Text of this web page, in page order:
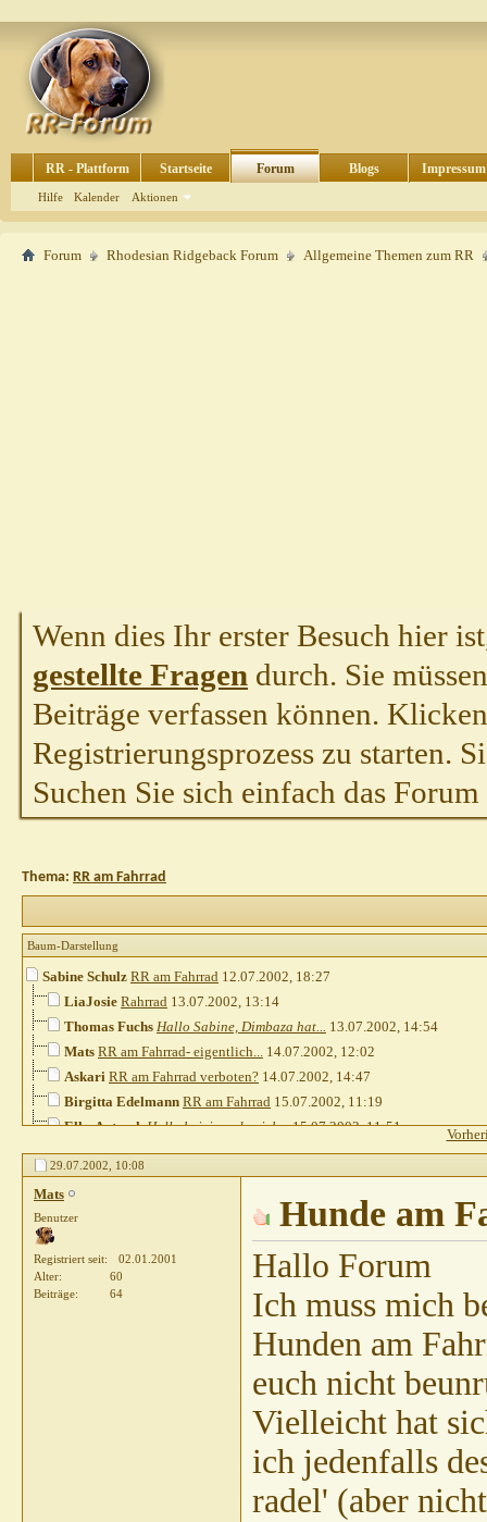
RR - Plattform Startseite Forum
Hilfe Kalender Aktionen
Blogs Impressum
Forum Rhodesian Ridgeback Forum Allgemeine Themen zum RR
Wenn dies Ihr erster Besuch hier
gestellte Fragen durch. Sie
Beiträge verfassen können.
Registrierungsprozess zu starten.
Suchen Sie sich einfach das
Thema: RR am Fahrrad
Baum-Darstellung
Sabine Schulz RR am Fahrrad 12.07.2002, 18:27
LiaJosie Rahrrad 13.07.2002, 13:14
Thomas Fuchs Hallo Sabine, Dimbaza hat... 13.07.2002, 14:54
Mats RR am Fahrrad- eigentlich... 14.07.2002, 12:02
Askari RR am Fahrrad verboten? 14.07.2002, 14:47
Birgitta Edelmann RR am Fahrrad 15.07.2002, 11:19
Elke Antosch Hallo beieinander, ich...15.07.2002,11:51
tombo RR am Fahrrad16.07.2002,08:15
Askari Vielen Dank für die Antwort...16.07.2002,16:49
Wilhelm
17.07.2002,
Askari
18.07.2002,19:19
Ullrich
RR am Fahrrad 18.07.2002,23:40
Thorsten und Nicole Frerick
Re: RR am Fahrrad 26.07.2002,08:51
Thorsten und Nicole Frerick
Re: Re: RR am Fahrrad 26.07.2002,
29.07.2002,10:08
29.07.2002, 10:08
Mats
Benutzer
Registriert seit
02.01.2001
Alter
60
Beiträge
64
Hunde am
Hallo Forum
Ich muss mich
Hunden am
euch nicht
Vielleicht hat
ich jedenfalls
radel' (aber